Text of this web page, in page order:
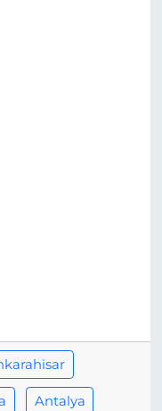
Antalya